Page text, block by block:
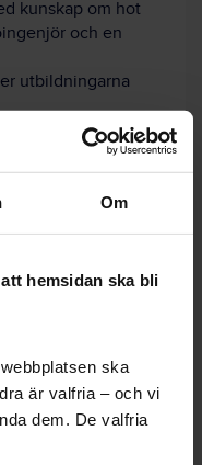
Om
hemsidan ska bli
ska
är valfria – och vi
dem. De valfria
kunskap om hot
och en
utbildningarna
stöd